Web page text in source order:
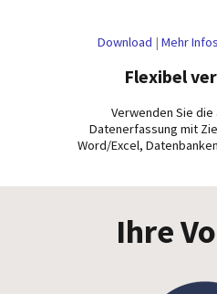
Download | Mehr Infos
Flexibel
Verwenden Sie
Datenerfassung mit
Word/Excel,
Ihre